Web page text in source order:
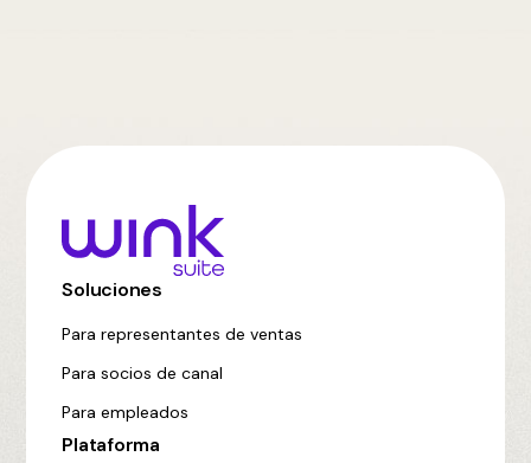
Soluciones
Para representantes de ventas
Para socios de canal
Para empleados
Plataforma